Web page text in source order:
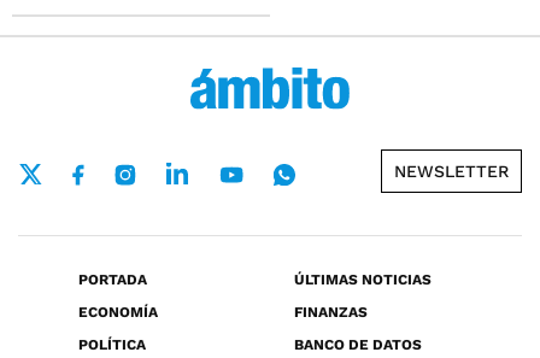
NEWSLETTER
PORTADA
ÚLTIMAS NOTICIAS
ECONOMÍA
FINANZAS
POLÍTICA
BANCO DE DATOS